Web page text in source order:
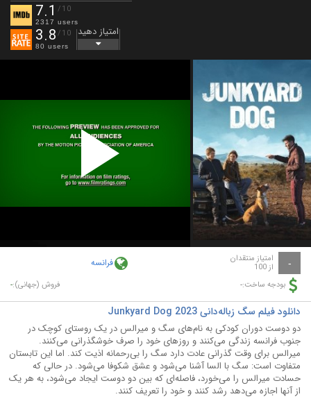
7.1 /10
2317 users
3.8 /10
80 users
امتیاز دهید
Play
Video
- امتیاز منتقدان
از 100 فرانسه
بودجه ساخت:- فروش (جهانی):-
دانلود فیلم سگ زباله‌دانی Junkyard Dog 2023
دو دوست دوران کودکی به نام‌های سگ و میرالس در یک روستای کوچک در
جنوب فرانسه زندگی می‌کنند و روزهای خود را صرف خوشگذرانی می‌کنند.
میرالس برای وقت گذرانی عادت دارد سگ را بی‌رحمانه اذیت کند. اما این تابستان
متفاوت است: سگ با السا آشنا می‌شود و عشق شکوفا می‌شود. در حالی که
حسادت میرالس را می‌خورد، فاصله‌ای که بین دو دوست ایجاد می‌شود، به هر یک
از آنها اجازه می‌دهد رشد کنند و خود را تعریف کنند.